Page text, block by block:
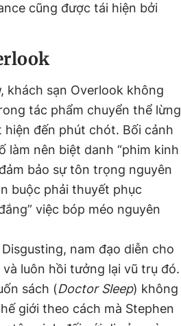
cũng được tái hiện bởi
, khách sạn Overlook không
tác phẩm chuyển thể lừng
hiện đến phút chót. Bối cảnh
làm nên biệt danh “phim kinh
bảo sự tôn trọng nguyên
buộc phải thuyết phục
việc bóp méo nguyên
nam đạo diễn cho
luôn hồi tưởng lại vũ trụ đó.
sách (Doctor Sleep) không
giới theo cách mà Stephen